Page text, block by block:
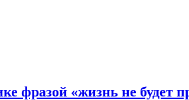
фразой «жизнь не будет